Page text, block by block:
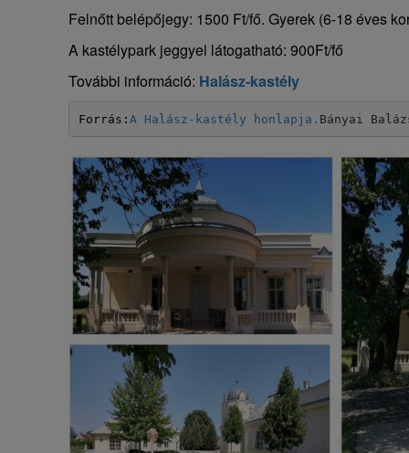
Felnőtt belépőjegy: 1500 Ft/fő. Gyerek (6-18 éves
A kastélypark jeggyel látogatható: 900Ft/fő
További információ: Halász-kastély
Forrás: A Halász-kastély honlapja. Bányai